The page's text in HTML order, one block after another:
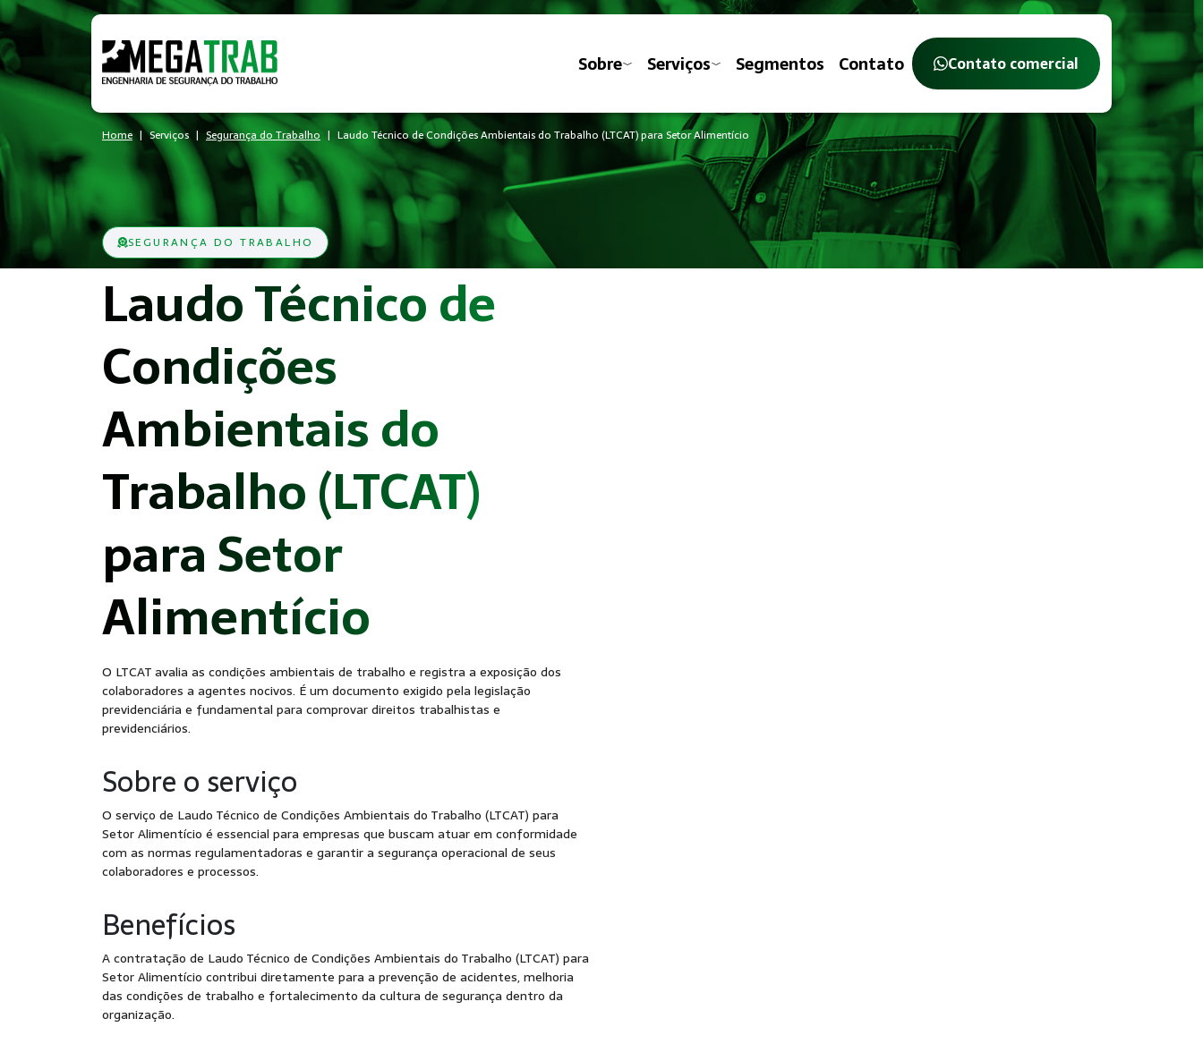
Sobre Serviços Segmentos Contato Contato comercial
Home Serviços Segurança do Trabalho Laudo Técnico de Condições Ambientais do Trabalho (LTCAT) para Setor Alimentício
SEGURANÇA DO TRABALHO
Laudo Técnico de
Condições
Ambientais do
Trabalho (LTCAT)
para Setor
Alimentício
O LTCAT avalia as condições ambientais de trabalho e registra a exposição dos
colaboradores a agentes nocivos. É um documento exigido pela legislação
previdenciária e fundamental para comprovar direitos trabalhistas e
previdenciários.
Sobre o serviço
O serviço de Laudo Técnico de Condições Ambientais do Trabalho (LTCAT) para
Setor Alimentício é essencial para empresas que buscam atuar em conformidade
com as normas regulamentadoras e garantir a segurança operacional de seus
colaboradores e processos.
Benefícios
A contratação de Laudo Técnico de Condições Ambientais do Trabalho (LTCAT) para
Setor Alimentício contribui diretamente para a prevenção de acidentes, melhoria
das condições de trabalho e fortalecimento da cultura de segurança dentro da
organização.